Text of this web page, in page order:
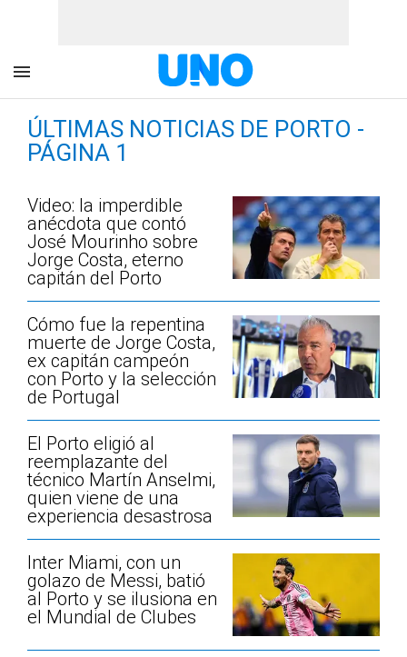
ÚLTIMAS NOTICIAS DE PORTO -
PÁGINA 1
Video: la imperdible
anécdota que contó
José Mourinho sobre
Jorge Costa, eterno
capitán del Porto
Cómo fue la repentina
muerte de Jorge Costa,
ex capitán campeón
con Porto y la selección
de Portugal
El Porto eligió al
reemplazante del
técnico Martín Anselmi,
quien viene de una
experiencia desastrosa
Inter Miami, con un
golazo de Messi, batió
al Porto y se ilusiona en
el Mundial de Clubes